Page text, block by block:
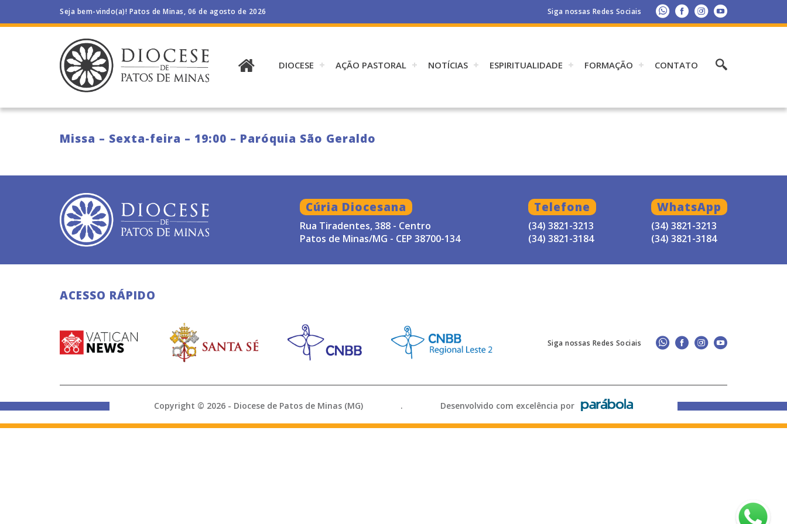
Seja bem-vindo(a)! Patos de Minas, 06 de agosto de 2026 Siga nossas Redes Sociais
DIOCESE AÇÃO PASTORAL NOTÍCIAS ESPIRITUALIDADE FORMAÇÃO CONTATO
Missa – Sexta-feira – 19:00 – Paróquia São Geraldo
Cúria Diocesana
Rua Tiradentes, 388 - Centro
Patos de Minas/MG - CEP 38700-134
Telefone
(34) 3821-3213
(34) 3821-3184
WhatsApp
(34) 3821-3213
(34) 3821-3184
ACESSO RÁPIDO
Siga nossas Redes Sociais
Copyright © 2026 - Diocese de Patos de Minas (MG) . Desenvolvido com excelência por